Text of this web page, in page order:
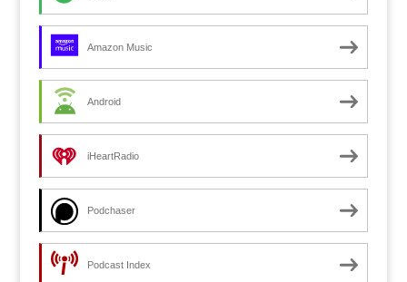
Amazon Music
Android
iHeartRadio
Podchaser
Podcast Index